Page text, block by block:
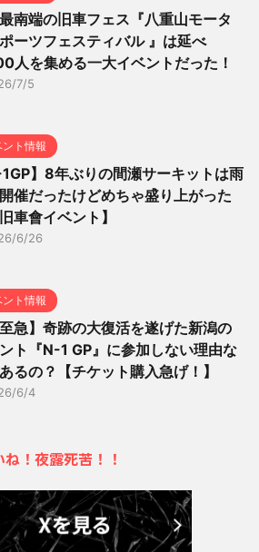
南端の旧車フェス『八重山モータ
ーツフェスティバル 』は延べ
人を集める一大イベントだった！
7/5
ント情報
1GP】8年ぶりの間瀬サーキットは雨
催だったけどめちゃ盛り上がった
車會イベント】
6/26
ント情報
至急】奇跡の大復活を遂げた新潟の
ト『N-1 GP』に参加しない理由な
るの？【チケット購入急げ！】
6/4
！夜露死苦！！